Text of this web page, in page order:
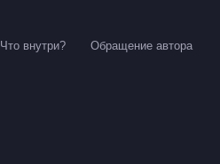
Что внутри? Обращение автора